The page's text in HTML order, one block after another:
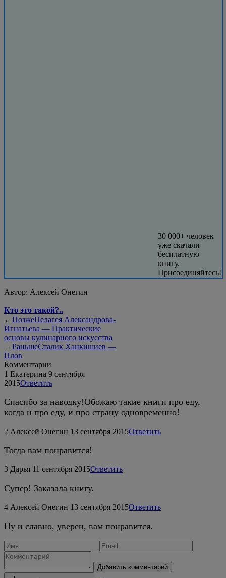
30 000+ человек
уже скачали
бесплатную
книгу.
Присоединяйтесь!
Автор: Алексей Онегин
Кто это такой?..
←ПозжеПелагея Александрова-
Игнатьева — Практические
основы кулинарного искусства
→РаньшеСталик Ханкишиев —
Плов
Комментарии
1 Екатерина 9 сентября
2015Ответить
Спасибо за наводку!Обожаю такие книги про еду,
когда и про еду, и про страну одновременно!
2 Алексей Онегин 13 сентября 2015Ответить
Тогда вам понравится!
3 Дарья 11 сентября 2015Ответить
Супер! Заказала книгу.
4 Алексей Онегин 13 сентября 2015Ответить
Ну и славно, уверен, вам понравится.
Добавить комментарий